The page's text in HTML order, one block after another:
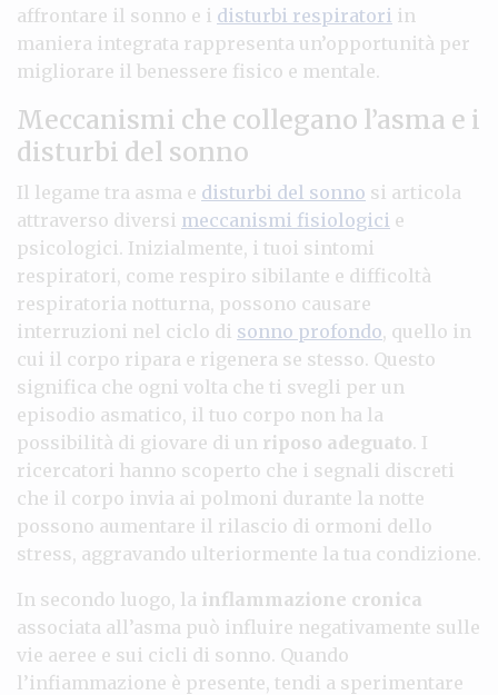
affrontare il sonno e i disturbi respiratori in
maniera integrata rappresenta un’opportunità per
migliorare il benessere fisico e mentale.
Meccanismi che collegano l’asma e i
disturbi del sonno
Il legame tra asma e disturbi del sonno si articola
attraverso diversi meccanismi fisiologici e
psicologici. Inizialmente, i tuoi sintomi
respiratori, come respiro sibilante e difficoltà
respiratoria notturna, possono causare
interruzioni nel ciclo di sonno profondo, quello in
cui il corpo ripara e rigenera se stesso. Questo
significa che ogni volta che ti svegli per un
episodio asmatico, il tuo corpo non ha la
possibilità di giovare di un riposo adeguato. I
ricercatori hanno scoperto che i segnali discreti
che il corpo invia ai polmoni durante la notte
possono aumentare il rilascio di ormoni dello
stress, aggravando ulteriormente la tua condizione.
In secondo luogo, la inflammazione cronica
associata all’asma può influire negativamente sulle
vie aeree e sui cicli di sonno. Quando
l’infiammazione è presente, tendi a sperimentare